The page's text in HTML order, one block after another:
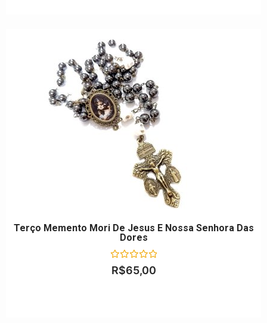
Terço Memento Mori De Jesus E Nossa Senhora Das
Dores
Avaliação
0R$65,00